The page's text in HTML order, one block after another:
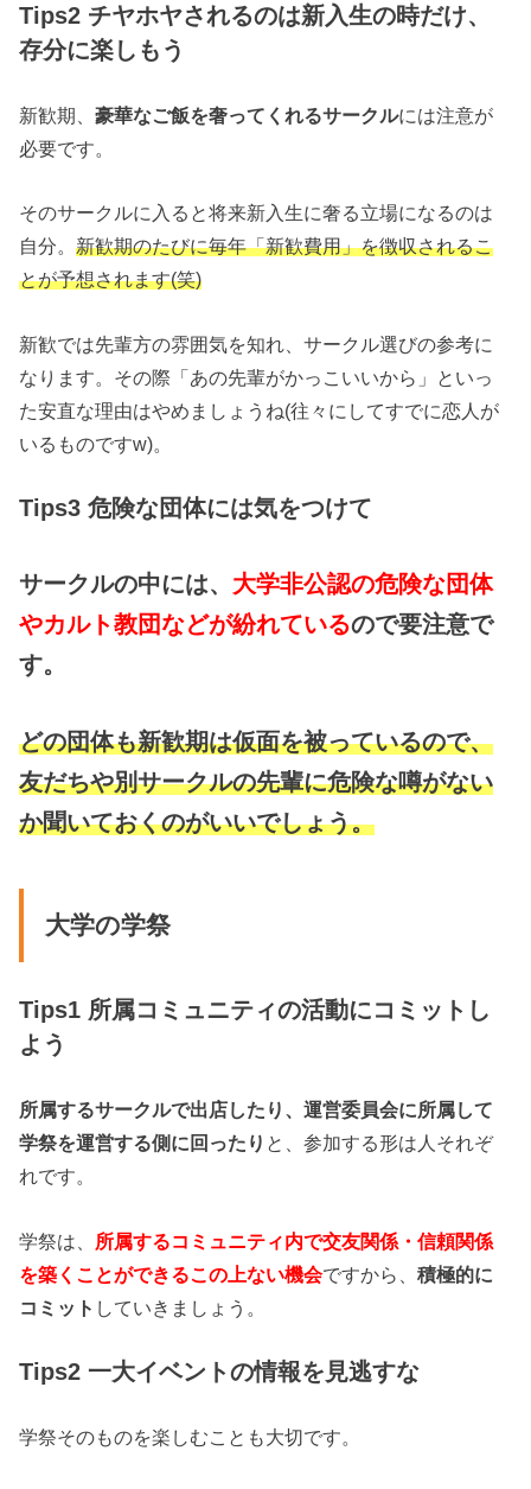
Tips2 チヤホヤされるのは新入生の時だけ、
存分に楽しもう
新歓期、豪華なご飯を奢ってくれるサークルには注意が
必要です。
そのサークルに入ると将来新入生に奢る立場になるのは
自分。新歓期のたびに毎年「新歓費用」を徴収されるこ
とが予想されます(笑)
新歓では先輩方の雰囲気を知れ、サークル選びの参考に
なります。その際「あの先輩がかっこいいから」といっ
た安直な理由はやめましょうね(往々にしてすでに恋人が
いるものですw)。
Tips3 危険な団体には気をつけて
サークルの中には、 大学非公認の危険な団体
やカルト教団などが紛れているので要注意で
す。
どの団体も新歓期は仮面を被っているので、
友だちや別サークルの先輩に危険な噂がない
か聞いておくのがいいでしょう。
大学の学祭
Tips1 所属コミュニティの活動にコミットし
よう
所属するサークルで出店したり、運営委員会に所属して
学祭を運営する側に回ったり と、参加する形は人それぞ
れです。
学祭は、 所属するコミュニティ内で交友関係・信頼関係
を築くことができるこの上ない機会ですから、積極的に
コミット していきましょう。
Tips2 一大イベントの情報を見逃すな
学祭そのものを楽しむことも大切です。